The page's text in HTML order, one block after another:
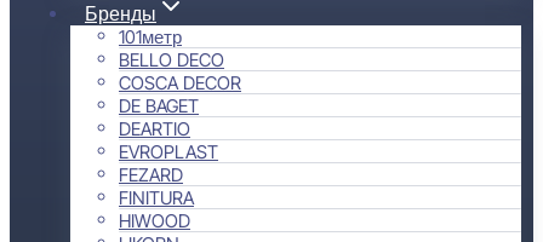
Бренды
101метр
BELLO DECO
COSCA DECOR
DE BAGET
DEARTIO
EVROPLAST
FEZARD
FINITURA
HIWOOD